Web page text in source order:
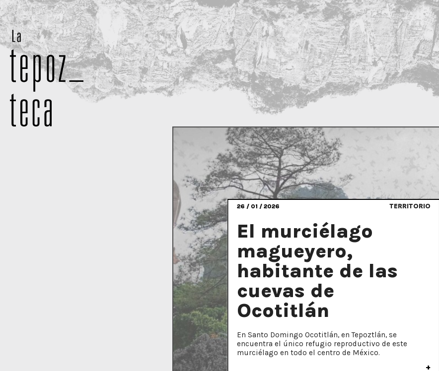
26 / 01 / 2026 TERRITORIO
El murciélago
magueyero,
habitante de las
cuevas de
Ocotitlán
En Santo Domingo Ocotitlán, en Tepoztlán, se
encuentra el único refugio reproductivo de este
murciélago en todo el centro de México.